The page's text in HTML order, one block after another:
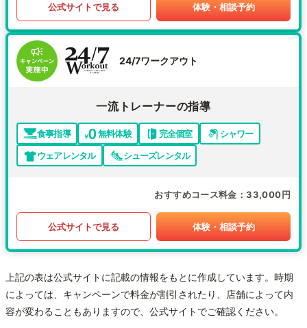
公式サイトで見る 体験・相談予約
24/7ワークアウト
一流トレーナーの指導
食事指導 無料体験 完全個室
シャワー
ウェアレンタル
シューズレンタル
おすすめコース料金 33,000円
公式サイトで見る 体験・相談予約
上記の表は公式サイトに記載の情報をもとに作成しています。時期
によっては、キャンペーンで料金が割引されたり、店舗によって内
容が変わることもありますので、公式サイトでご確認ください。